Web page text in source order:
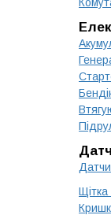
Щітка